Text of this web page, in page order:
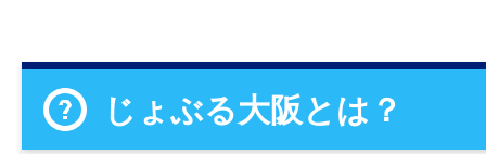
じょぶる大阪とは？